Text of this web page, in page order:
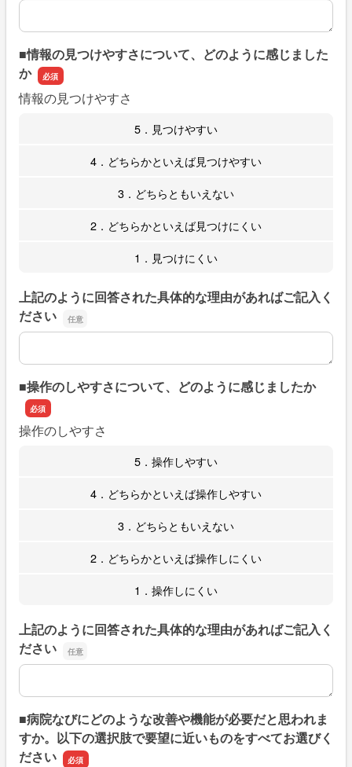
上記のように回答された具体的な理由があればご記入くだ
■情報の見つけやすさについて、どのように感じました
か
情報の見つけやすさ
5．見つけやすい
4．どちらかといえば見つけやすい
3．どちらともいえない
2．どちらかといえば見つけにくい
1．見つけにくい
上記のように回答された具体的な理由があればご記入く
ださい
上記のように回答された具体的な理由があればご記入くだ
■操作のしやすさについて、どのように感じましたか
操作のしやすさ
5．操作しやすい
4．どちらかといえば操作しやすい
3．どちらともいえない
2．どちらかといえば操作しにくい
1．操作しにくい
上記のように回答された具体的な理由があればご記入く
ださい
上記のように回答された具体的な理由があればご記入くだ
■病院なびにどのような改善や機能が必要だと思われま
すか。以下の選択肢で要望に近いものをすべてお選びく
ださい